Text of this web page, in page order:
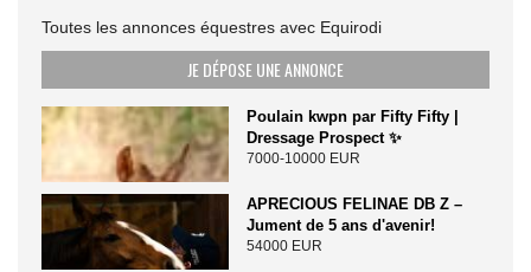
Toutes les annonces équestres avec Equirodi
JE DÉPOSE UNE ANNONCE
Poulain kwpn par Fifty Fifty |
Dressage Prospect ✨️
7000-10000 EUR
APRECIOUS FELINAE DB Z –
Jument de 5 ans d'avenir!
54000 EUR